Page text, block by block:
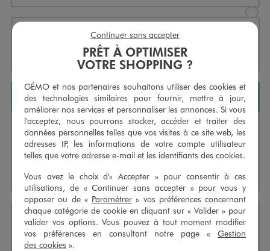
Click & Collect ou réservation en 4h
Sélectionner l’option de
AJOUTER AU PANIER
Livraison
Livraison sous 2 à 4 jours ouvrés en France
métropolitaine.
Offert dès 40€ d'achat.
Indisponible
Sélectionner l’option de
Click & Collect ou réservation en 4h
PRÊT À OPTIMISER
VOTRE SHOPPING ?
GÉMO et nos partenaires souhaitons utiliser des cookies et
des technologies similaires pour fournir, mettre à jour,
améliorer nos services et personnaliser les annonces. Si vous
l'acceptez, nous pourrons stocker, accéder et traiter des
données personnelles telles que vos visites à ce site web, les
adresses IP, les informations de votre compte utilisateur
telles que votre adresse e-mail et les identifiants des cookies.
Vous avez le choix d'« Accepter » pour consentir à ces
utilisations, de « Continuer sans accepter » pour vous y
opposer ou de « Paramétrer » vos préférences concernant
chaque catégorie de cookie en cliquant sur « Valider » pour
valider vos options. Vous pouvez à tout moment modifier
vos préférences en consultant notre page « Gestion
des cookies ».
Continuer sans accepter